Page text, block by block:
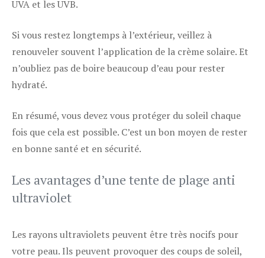
UVA et les UVB.
Si vous restez longtemps à l’extérieur, veillez à
renouveler souvent l’application de la crème solaire. Et
n’oubliez pas de boire beaucoup d’eau pour rester
hydraté.
En résumé, vous devez vous protéger du soleil chaque
fois que cela est possible. C’est un bon moyen de rester
en bonne santé et en sécurité.
Les avantages d’une tente de plage anti
ultraviolet
Les rayons ultraviolets peuvent être très nocifs pour
votre peau. Ils peuvent provoquer des coups de soleil,